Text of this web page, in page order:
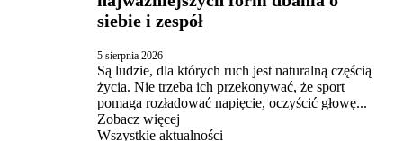
siebie i zespół
5 sierpnia 2026
Są ludzie, dla których ruch jest naturalną częścią
życia. Nie trzeba ich przekonywać, że sport
pomaga rozładować napięcie, oczyścić głowę...
Zobacz więcej
Wszystkie aktualności